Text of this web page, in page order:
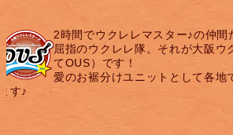
2時間でウクレレマスター♪の仲間
屈指のウクレレ隊。それが大阪ウ
てOUS）です！
愛のお裾分けユニットとして各地
す♪